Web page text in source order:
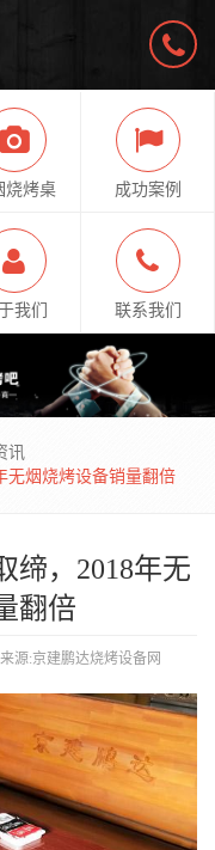
烧烤桌 成功案例
我们 联系我们
讯
无烟烧烤设备销量翻倍
缔，2018年无
翻倍
来源:京建鹏达烧烤设备网